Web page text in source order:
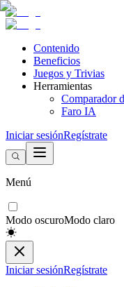
Contenido
Beneficios
Juegos y Trivias
Herramientas
Comparador
Faro IA
Iniciar sesiónRegístrate
Menú
Modo oscuroModo claro
Iniciar sesiónRegístrate